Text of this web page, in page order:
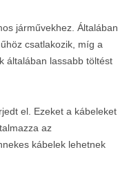
járművekhez. Általában
csatlakozik, míg a
általában lassabb töltést
el. Ezeket a kábeleket
az
kábelek lehetnek